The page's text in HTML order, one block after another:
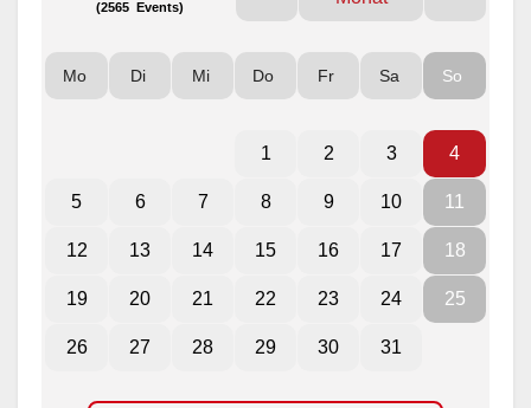
(2565 Events)
Mo Di Mi Do Fr Sa So
1 2 3 4
5 6 7 8 9 10 11
12 13 14 15 16 17 18
19 20 21 22 23 24 25
26 27 28 29 30 31